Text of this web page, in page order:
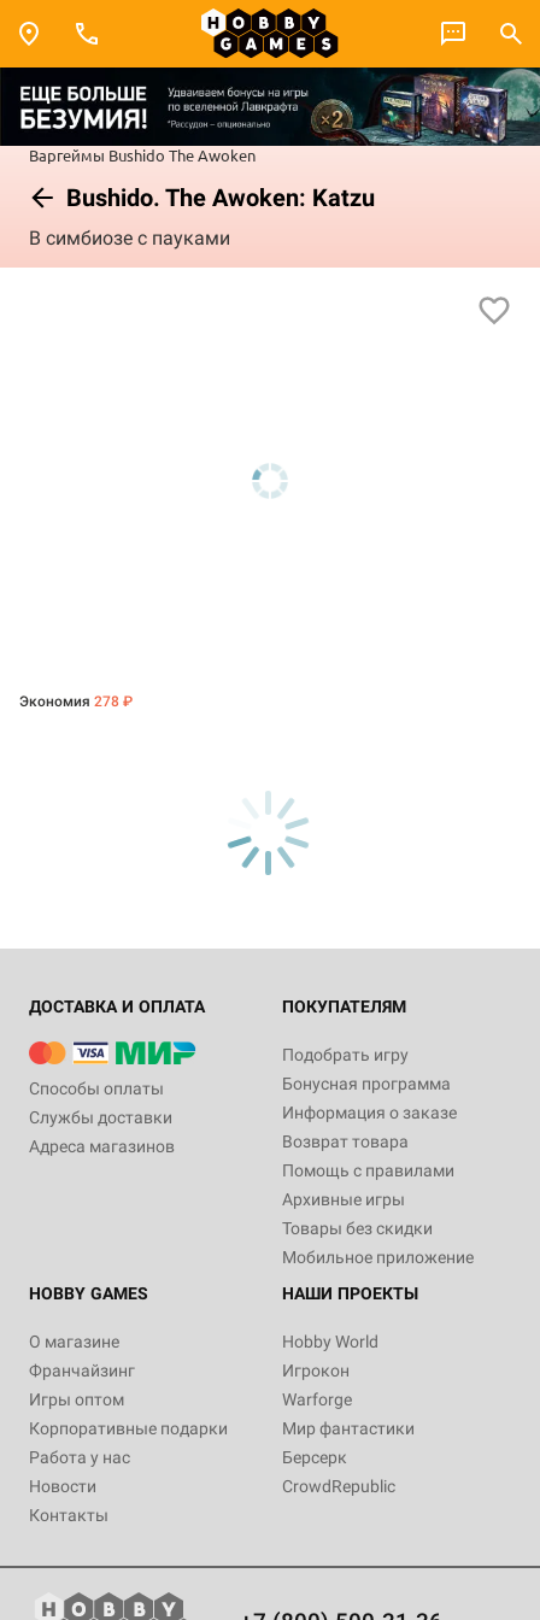
Варгеймы Bushido The Awoken
Bushido. The Awoken: Katzu
В симбиозе с пауками
Экономия 278 ₽
ДОСТАВКА И ОПЛАТА
Способы оплаты
Службы доставки
Адреса магазинов
ПОКУПАТЕЛЯМ
Подобрать игру
Бонусная программа
Информация о заказе
Возврат товара
Помощь с правилами
Архивные игры
Товары без скидки
Мобильное приложение
HOBBY GAMES
О магазине
Франчайзинг
Игры оптом
Корпоративные подарки
Работа у нас
Новости
Контакты
НАШИ ПРОЕКТЫ
Hobby World
Игрокон
Warforge
Мир фантастики
Берсерк
CrowdRepublic